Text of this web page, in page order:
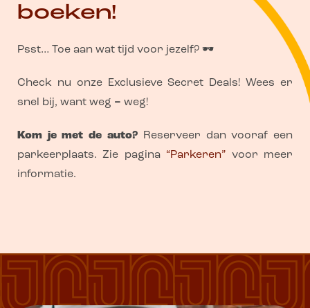
boeken!
Psst… Toe aan wat tijd voor jezelf? 🕶️
Check nu onze Exclusieve Secret Deals! Wees er
snel bij, want weg = weg!
Kom je met de auto? Reserveer dan vooraf een
parkeerplaats. Zie pagina “Parkeren” voor meer
informatie.